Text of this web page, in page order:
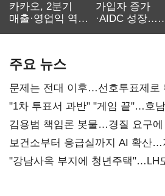
카카오, 2분기
매출·영업익 역대
가입자 증가
·AIDC 성장…
주요 뉴스
문제는 전대 이후…선호투표제로
불복'
"1차 투표서 과반" "게임 끝"…호
김용범 책임론 봇물…경질 요구에
보건소부터 응급실까지 AI 확산
"강남사옥 부지에 청년주택"…LH